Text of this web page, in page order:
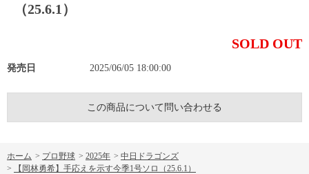
（25.6.1）
SOLD OUT
発売日 2025/06/05 18:00:00
この商品について問い合わせる
ホーム > プロ野球 > 2025年 > 中日ドラゴンズ
>
【岡林勇希】手応えを示す今季1号ソロ（25.6.1）